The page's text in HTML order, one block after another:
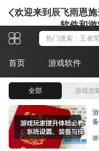
欢迎来到辰飞雨恩
软件和
首页 游戏软件
全部 游戏攻